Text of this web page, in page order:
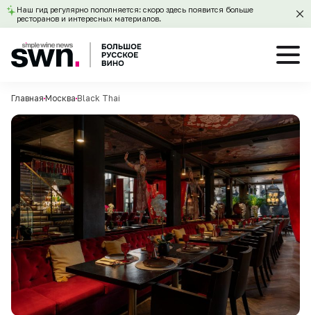
Наш гид регулярно пополняется: скоро здесь появится больше
ресторанов и интересных материалов.
Главная Москва Black Thai